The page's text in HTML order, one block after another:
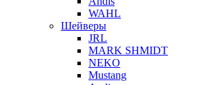
WAHL
Шейверы
JRL
MARK SHMIDT
NEKO
Mustang